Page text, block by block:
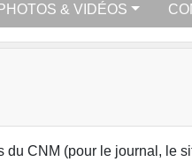
PHOTOS & VIDÉOS
CNM (pour le journal, le